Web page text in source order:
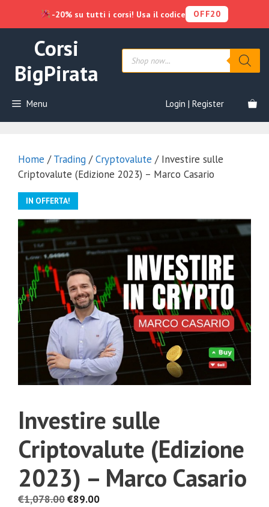
contenuto
Corsi
BigPirata
Products
search
Menu Login | Register
Home /Trading /Cryptovalute / Investire sulle
Criptovalute (Edizione 2023) – Marco Casario
IN OFFERTA!
Investire sulle
Criptovalute (Edizione
2023) – Marco Casario
€1,078.00Il
€89.00Il
-20% su tutti i corsi! Usa il codice OFF20